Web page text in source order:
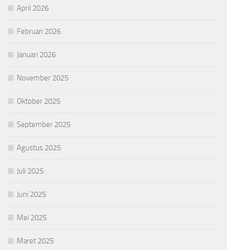
April 2026
Februari 2026
Januari 2026
November 2025
Oktober 2025
September 2025
Agustus 2025
Juli 2025
Juni 2025
Mei 2025
Maret 2025